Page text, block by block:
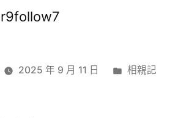
2025 年 9 月 11 日
分
相親記